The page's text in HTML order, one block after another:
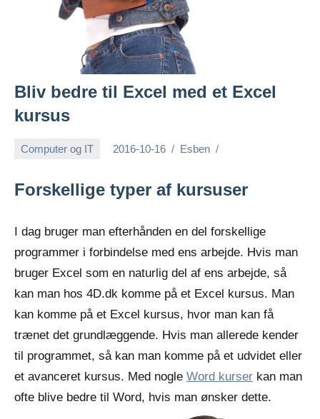
Bliv bedre til Excel med et Excel
kursus
Computer og IT 2016-10-16 Esben
Forskellige typer af kursuser
I dag bruger man efterhånden en del forskellige
programmer i forbindelse med ens arbejde. Hvis man
bruger Excel som en naturlig del af ens arbejde, så
kan man hos 4D.dk komme på et Excel kursus. Man
kan komme på et Excel kursus, hvor man kan få
trænet det grundlæggende. Hvis man allerede kender
til programmet, så kan man komme på et udvidet eller
et avanceret kursus. Med nogle Word kurser kan man
ofte blive bedre til Word, hvis man ønsker dette.